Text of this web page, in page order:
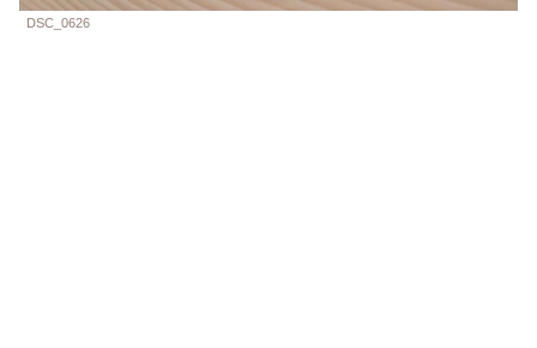
DSC_0626